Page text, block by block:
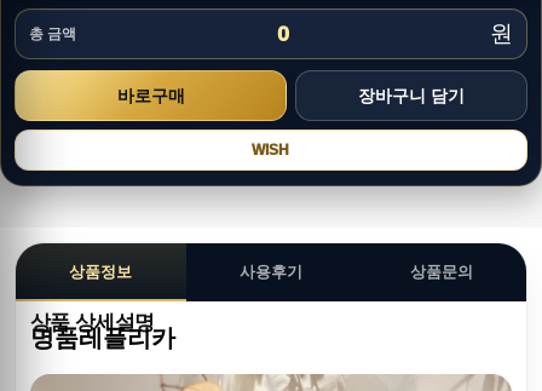
총 금액 0 원
WISH
상품정보 사용후기 상품문의
상품 상세설명
명품레플리카